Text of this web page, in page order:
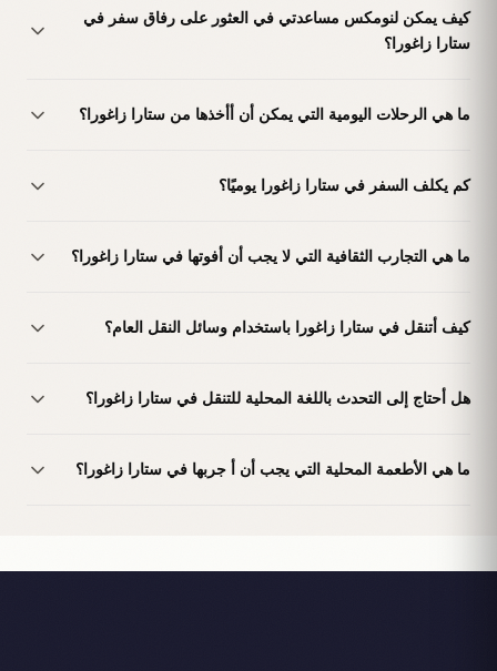
كيف يمكن لنومكس مساعدتي في العثور على رفاق سفر في
ستارا زاغورا؟
ما هي الرحلات اليومية التي يمكن أن أأخذها من ستارا زاغورا؟
كم يكلف السفر في ستارا زاغورا يوميًا؟
ما هي التجارب الثقافية التي لا يجب أن أفوتها في ستارا زاغورا؟
كيف أتنقل في ستارا زاغورا باستخدام وسائل النقل العام؟
هل أحتاج إلى التحدث باللغة المحلية للتنقل في ستارا زاغورا؟
ما هي الأطعمة المحلية التي يجب أن أ جربها في ستارا زاغورا؟